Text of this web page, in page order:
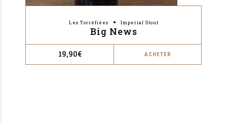
Les Torréfiées Imperial Stout
Big News
19,90€ ACHETER